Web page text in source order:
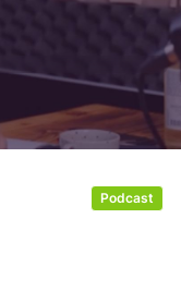
Podcast